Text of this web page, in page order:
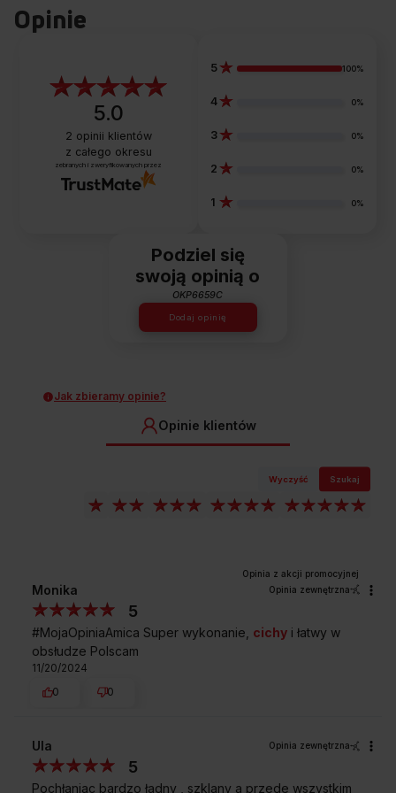
Płynna regulacja mocy
sensorowym Slider to wygoda i pełna kontrola zapachów,
teraz – na wyciągnięcie ręki! Regulacja mocy nigdy nie była
taka prosta - wystarczy przesunąć palcem po pasku na okapie
i gotowe!
Opinie
5.0
2 opinii klientów
z całego okresu
zebranych i zweryfikowanych przez
5 100%
4 0%
3 0%
2 0%
1 0%
Podziel się
swoją opinią o
OKP6659C
Dodaj opinię
Jak zbieramy opinie?
Opinie klientów
Wyczyść Szukaj
Monika Opinia zewnętrzna
5
#MojaOpiniaAmica Super wykonanie, cichy i łatwy w
obsłudze Polscam
11/20/2024
0
0
Ula Opinia zewnętrzna
5
Pochłaniac bardzo ładny , szklany a przede wszystkim